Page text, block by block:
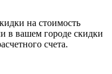
на стоимость
в вашем городе скидки
счета.